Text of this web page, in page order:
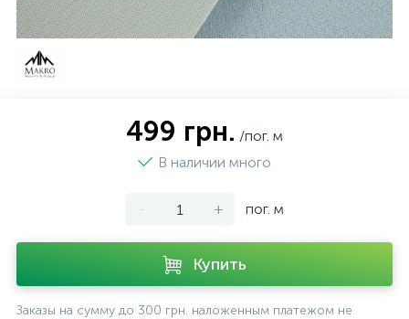
499 грн. /пог. м
В наличии много
- + пог. м
Купить
Заказы на сумму до 300 грн. наложенным платежом не